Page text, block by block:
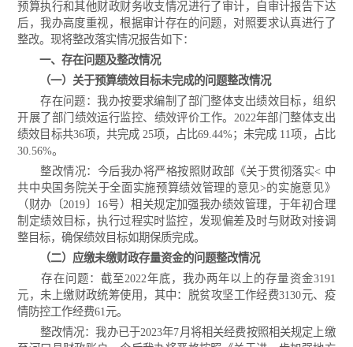
预算执行和其他财政财务收支情况进行了审计，自审计报告下达
后，我办高度重视，根据审计存在的问题，对照要求认真进行了
整改。现将整改落实情况报告如下：
一、存在问题及整改情况
（一）关于预算绩效目标未完成的问题整改情况
存在问题：我办按要求编制了部门整体支出绩效目标，组织
开展了部门绩效运行监控、绩效评价工作。2022年部门整体支出
绩效目标共36项，共完成 25项，占比69.44%；未完成 11项，占比
30.56%。
整改情况：今后我办将严格按照财政部《关于贯彻落实< 中
共中央国务院关于全面实施预算绩效管理的意见>的实施意见》
（财办〔2019〕16号）相关规定加强我办绩效管理，于年初合理
制定绩效目标，执行过程实时监控，发现偏差及时与财政对接调
整目标，确保绩效目标如期保质完成。
（二）应缴未缴财政存量资金的问题整改情况
存在问题：截至2022年底，我办两年以上的存量资金3191
元，未上缴财政统筹使用，其中：脱贫攻坚工作经费3130元、疫
情防控工作经费61元。
整改情况：我办已于2023年7月将相关经费按照相关规定上缴